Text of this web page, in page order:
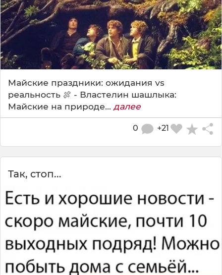
Майские праздники: ожидания vs
реальность 🍖 - Властелин шашлыка:
Майские на природе... далее
+21
0
Так, стоп...